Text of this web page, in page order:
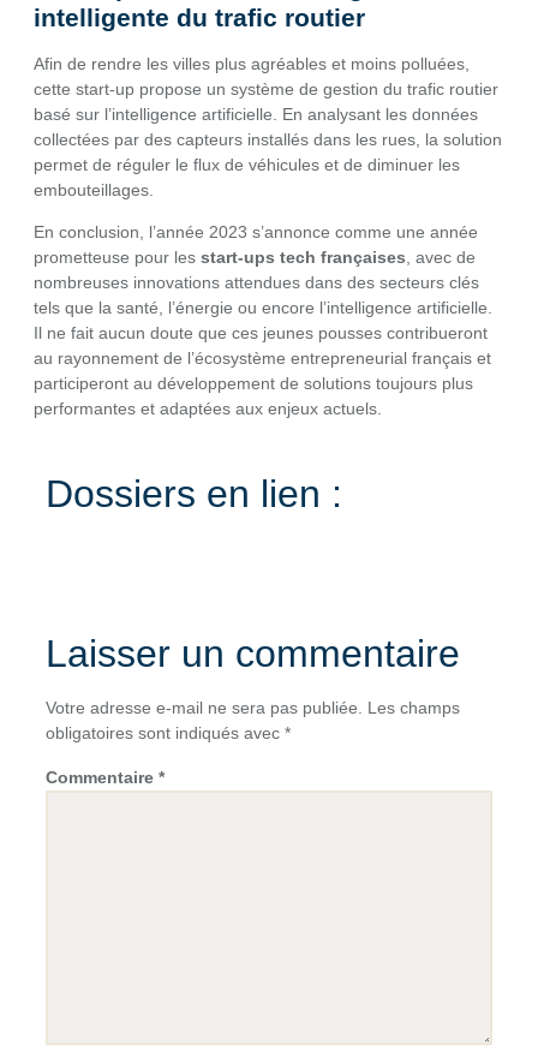
intelligente du trafic routier
Afin de rendre les villes plus agréables et moins polluées,
cette start-up propose un système de gestion du trafic routier
basé sur l’intelligence artificielle. En analysant les données
collectées par des capteurs installés dans les rues, la solution
permet de réguler le flux de véhicules et de diminuer les
embouteillages.
En conclusion, l’année 2023 s’annonce comme une année
prometteuse pour les start-ups tech françaises , avec de
nombreuses innovations attendues dans des secteurs clés
tels que la santé, l’énergie ou encore l’intelligence artificielle.
Il ne fait aucun doute que ces jeunes pousses contribueront
au rayonnement de l’écosystème entrepreneurial français et
participeront au développement de solutions toujours plus
performantes et adaptées aux enjeux actuels.
Dossiers en lien :
Laisser un commentaire
Votre adresse e-mail ne sera pas publiée. Les champs
obligatoires sont indiqués avec *
Commentaire *